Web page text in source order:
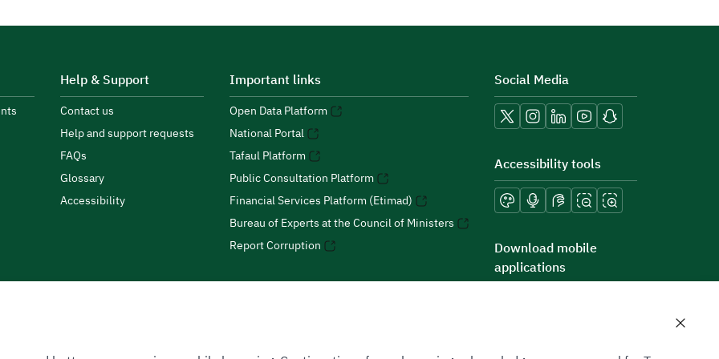
Help & Support
Contact us
Help and support requests
FAQs
Glossary
Accessibility
Important links
Open Data Platform
National Portal
Tafaul Platform
Public Consultation Platform
Financial Services Platform (Etimad)
Bureau of Experts at the Council of Ministers
Report Corruption
Social Media
Accessibility tools
Download mobile
applications